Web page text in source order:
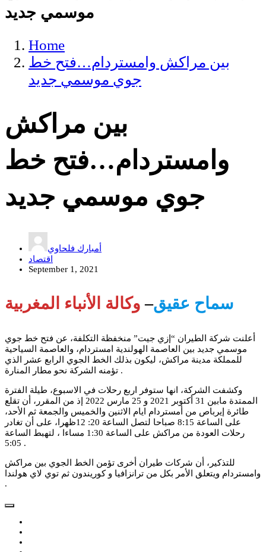
موسمي جديد
Home
بين مراكش وامستردام…فتح خط
جوي موسمي جديد
بين مراكش
وامستردام…فتح خط
جوي موسمي جديد
أمبارك فلحاوي
اقتصاد
September 1, 2021
سماح عقيق– وكالة الأنباء المغربية
أعلنت شركة الطيران “إزي جيت” منخفظة التكلفة، عن فتح خط جوي
موسمي جديد بين العاصمة الهولندية امستردام، والعاصمة السياحية
للمملكة مدينة مراكش، ليكون بذلك الخط الجوي الرابع عشر الذي
تؤمنه الشركة نحو مطار المنارة .
وكشفت الشركة، انها ستوفر اربع رحلات في الاسبوع، طيلة الفترة
الممتدة مابين 31 أكتوبر 2021 و 25 مارس 2022 إذ من المقرر، أن تقلع
طائرة إيرباص من أمستردام ايام الاثنين والخميس والجمعة ثم الأحد،
على الساعة 8:15 صباحا لتصل الساعة 20: 12ظهرا، على أن تغادر
رحلات العودة من مراكش على الساعة 1:30 مساءا ، لتهبط الساعة
5:05 .
للتذكير، أن شركات طيران أخرى تؤمن الخط الجوي بين مراكش
وامستردام ويتعلق الأمر بكل من ترانزافيا و كوريندون ثم توي لاي هولندا
.